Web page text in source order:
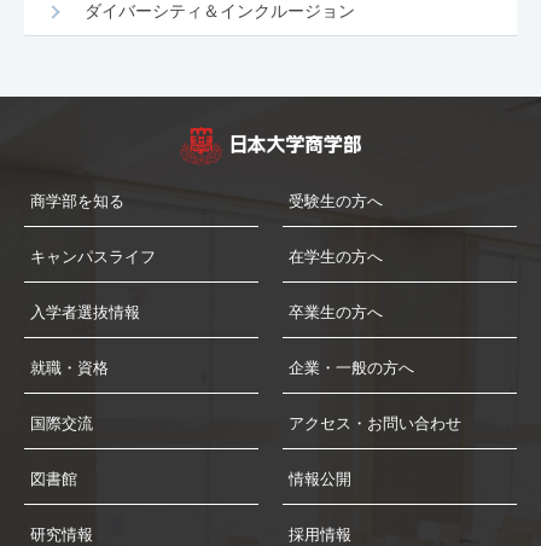
ダイバーシティ＆インクルージョン
商学部を知る
キャンパスライフ
入学者選抜情報
就職・資格
受験生の方へ
在学生の方へ
卒業生の方へ
企業・一般の方へ
国際交流
図書館
研究情報
アクセス・お問い合わせ
情報公開
採用情報